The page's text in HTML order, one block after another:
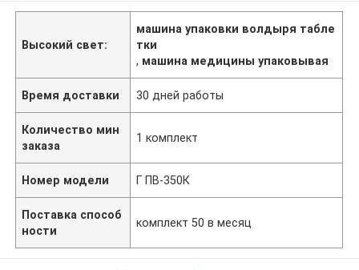
Высокий свет:
машина упаковки волдыря табле
тки
, машина медицины упаковывая
Время доставки 30 дней работы
Количество мин
заказа
1 комплект
Номер модели Г ПВ-350К
Поставка способ
ности
комплект 50 в месяц